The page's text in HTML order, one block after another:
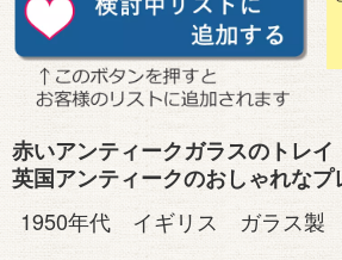
赤いアンティークガラスのトレイ
英国アンティークのおしゃれなプ
1950年代 イギリス ガラス製